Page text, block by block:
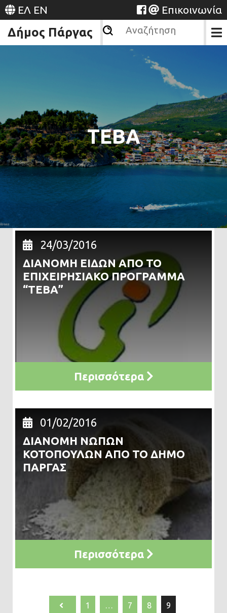
ΕΛ EN Επικοινωνία
Δήμος Πάργας
TEBA
24/03/2016
ΔΙΑΝΟΜΗ ΕΙΔΩΝ ΑΠΟ ΤΟ
ΕΠΙΧΕΙΡΗΣΙΑΚΟ ΠΡΟΓΡΑΜΜΑ
“ΤΕΒΑ”
Περισσότερα
01/02/2016
ΔΙΑΝΟΜΗ ΝΩΠΩΝ
ΚΟΤΟΠΟΥΛΩΝ ΑΠΟ ΤΟ ΔΗΜΟ
ΠΑΡΓΑΣ
Περισσότερα
1 … 7 8 9